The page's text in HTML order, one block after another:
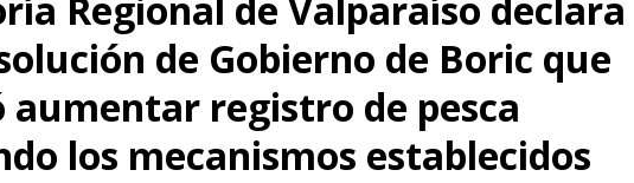
Regional de Valparaíso declara
de Gobierno de Boric que
registro de pesca
los mecanismos establecidos